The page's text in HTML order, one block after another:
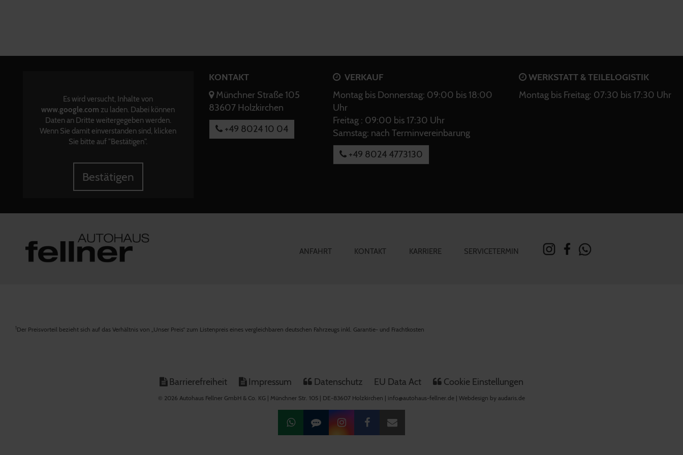
Es wird versucht, Inhalte von
www.google.com zu laden. Dabei können
Daten an Dritte weitergegeben werden.
Wenn Sie damit einverstanden sind, klicken
Sie bitte auf "Bestätigen".
Bestätigen
KONTAKT
Münchner Straße 105
83607 Holzkirchen
+49 8024 10 04
VERKAUF
Montag bis Donnerstag: 09:00 bis 18:00
Uhr
Freitag : 09:00 bis 17:30 Uhr
Samstag: nach Terminvereinbarung
+49 8024 4773130
WERKSTATT & TEILELOGISTIK
Montag bis Freitag: 07:30 bis 17:30 Uhr
ANFAHRT KONTAKT KARRIERE SERVICETERMIN
1Der Preisvorteil bezieht sich auf das Verhältnis von „Unser Preis“ zum Listenpreis eines vergleichbaren deutschen Fahrzeugs inkl. Garantie- und Frachtkosten
Barrierefreiheit Impressum Datenschutz EU Data Act Cookie Einstellungen
© 2026 Autohaus Fellner GmbH & Co. KG | Münchner Str. 105 | DE-83607 Holzkirchen | info@autohaus-fellner.de | Webdesign by audaris.de